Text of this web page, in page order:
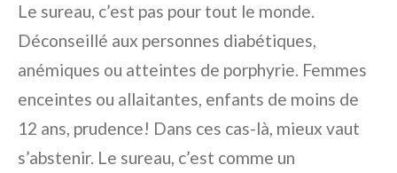
Le sureau, c’est pas pour tout le monde.
Déconseillé aux personnes diabétiques,
anémiques ou atteintes de porphyrie. Femmes
enceintes ou allaitantes, enfants de moins de
12 ans, prudence! Dans ces cas-là, mieux vaut
s’abstenir. Le sureau, c’est comme un